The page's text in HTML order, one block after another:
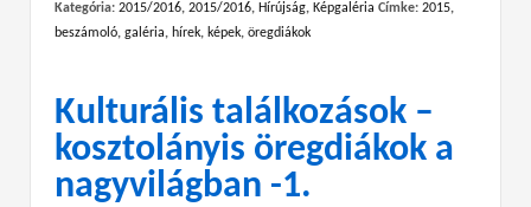
Kategória: 2015/2016, 2015/2016, Hírújság, Képgaléria Címke: 2015,
beszámoló, galéria, hírek, képek, öregdiákok
Kulturális találkozások –
kosztolányis öregdiákok a
nagyvilágban -1.